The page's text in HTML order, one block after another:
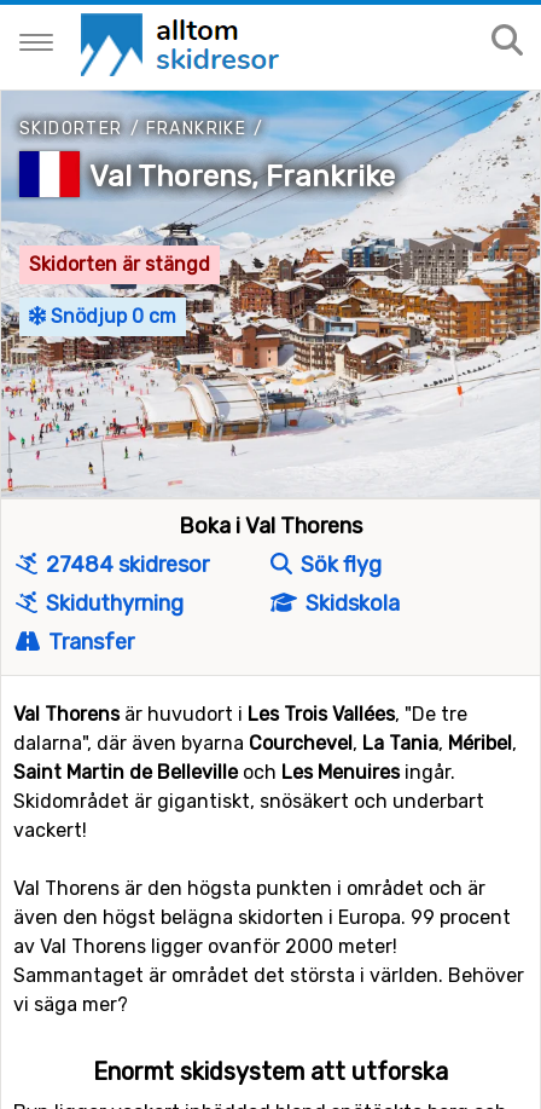
SKIDORTER /FRANKRIKE /
Val Thorens, Frankrike
Skidorten är stängd
Snödjup 0 cm
Boka i Val Thorens
27484 skidresor
Sök flyg
Skiduthyrning
Skidskola
Transfer
Val Thorensär huvudort i Les Trois Vallées, "De tre
dalarna", där även byarna Courchevel, La Tania, Méribel,
Saint Martin de Bellevilleoch Les Menuiresingår.
Skidområdet är gigantiskt, snösäkert och underbart
vackert!
Val Thorens är den högsta punkten i området och är
även den högst belägna skidorten i Europa. 99 procent
av Val Thorens ligger ovanför 2000 meter!
Sammantaget är området det största i världen. Behöver
vi säga mer?
Enormt skidsystem att utforska